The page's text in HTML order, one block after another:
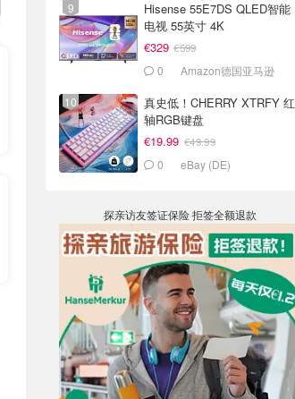
Hisense 55E7DS QLED智能
电视 55英寸 4K
€329 €599
0 Amazon德国亚马逊
真史低！CHERRY XTRFY 红
轴RGB键盘
€19.99 €49.99
0 eBay (DE)
探亲访友签证保险 拒签全额退款